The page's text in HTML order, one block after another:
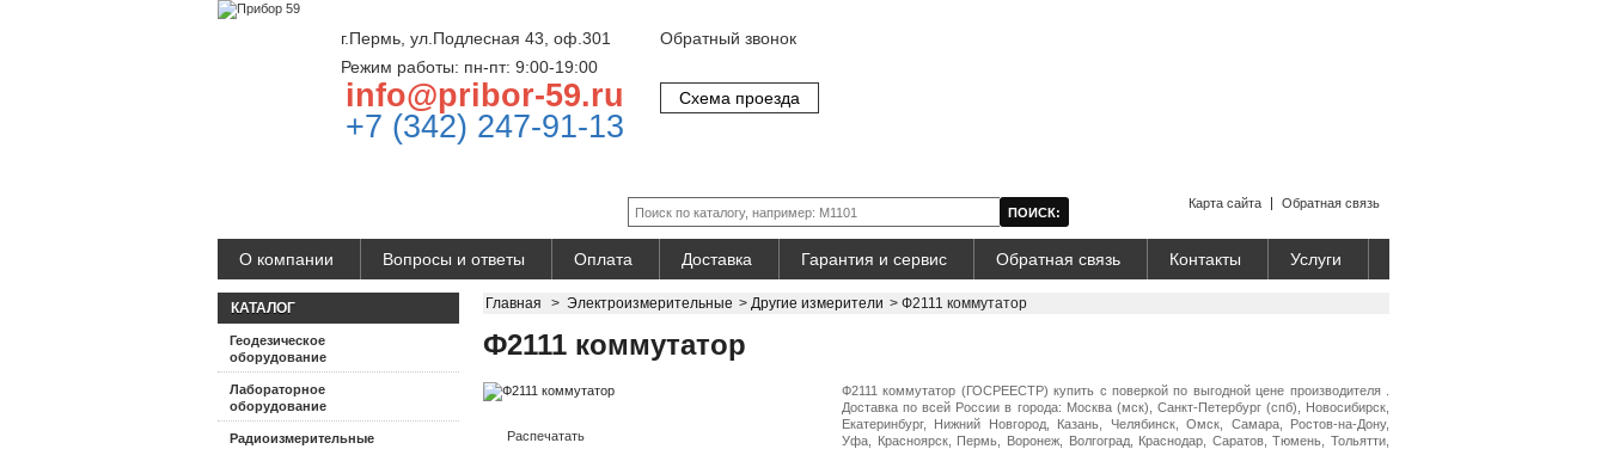
г.Пермь, ул.Подлесная 43, оф.301
Режим работы: пн-пт: 9:00-19:00
info@pribor-59.ru
+7 (342) 247-91-13
Обратный звонок
Схема проезда
Обратная связь
Карта сайта
О компании Вопросы и ответы Оплата Доставка Гарантия и сервис Обратная связь Контакты Услуги
КАТАЛОГ
Геодезическое
оборудование
Лабораторное
оборудование
Радиоизмерительные
Главная > Электроизмерительные > Другие измерители > Ф2111 коммутатор
Ф2111 коммутатор
Распечатать
Ф2111 коммутатор (ГОСРЕЕСТР) купить с поверкой по выгодной цене производителя .
Доставка по всей России в города: Москва (мск), Санкт-Петербург (спб), Новосибирск,
Екатеринбург, Нижний Новгород, Казань, Челябинск, Омск, Самара, Ростов-на-Дону,
Уфа, Красноярск, Пермь, Воронеж, Волгоград, Краснодар, Саратов, Тюмень, Тольятти,